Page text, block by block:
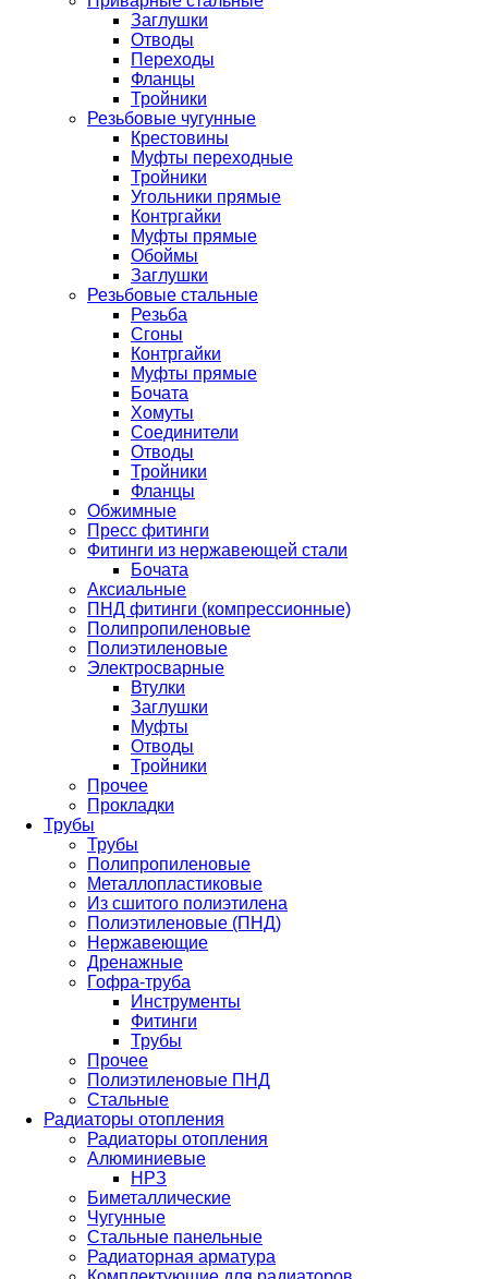
Заглушки
Отводы
Переходы
Фланцы
Тройники
Резьбовые чугунные
Крестовины
Муфты переходные
Тройники
Угольники прямые
Контргайки
Муфты прямые
Обоймы
Заглушки
Резьбовые стальные
Резьба
Сгоны
Контргайки
Муфты прямые
Бочата
Хомуты
Соединители
Отводы
Тройники
Фланцы
Обжимные
Пресс фитинги
Фитинги из нержавеющей стали
Бочата
Аксиальные
ПНД фитинги (компрессионные)
Полипропиленовые
Полиэтиленовые
Электросварные
Втулки
Заглушки
Муфты
Отводы
Тройники
Прочее
Прокладки
Трубы
Трубы
Полипропиленовые
Металлопластиковые
Из сшитого полиэтилена
Полиэтиленовые (ПНД)
Нержавеющие
Дренажные
Гофра-труба
Инструменты
Фитинги
Трубы
Прочее
Полиэтиленовые ПНД
Стальные
Радиаторы отопления
Радиаторы отопления
Алюминиевые
НРЗ
Биметаллические
Чугунные
Стальные панельные
Радиаторная арматура